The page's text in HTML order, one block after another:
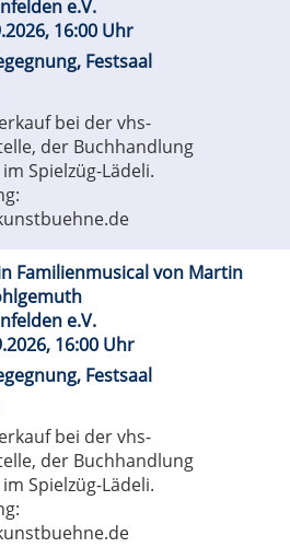
e.V.
16:00 Uhr
Festsaal
bei der vhs-
der Buchhandlung
Spielzüg-Lädeli.
Familienmusical von Martin
e.V.
16:00 Uhr
Festsaal
bei der vhs-
der Buchhandlung
Spielzüg-Lädeli.